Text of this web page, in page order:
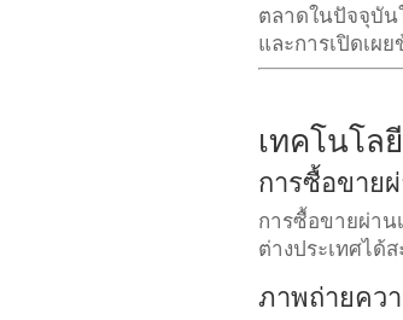
ตลาดในปัจจุบั
และการเปิดเผ
เทคโนโล
การซื้อขาย
การซื้อขายผ่าน
ต่างประเทศได้
ภาพถ่ายคว